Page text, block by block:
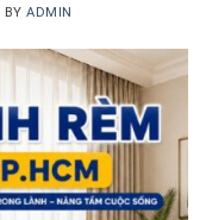
BYADMIN